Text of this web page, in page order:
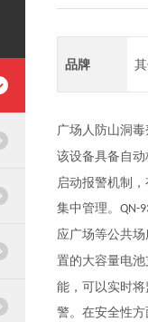
品牌
广场人防山洞
该设备具备自
启动报警机制
集中管理。 QN-
应广场等公共
置的大容量电
能，可以实时
警。在安全性方